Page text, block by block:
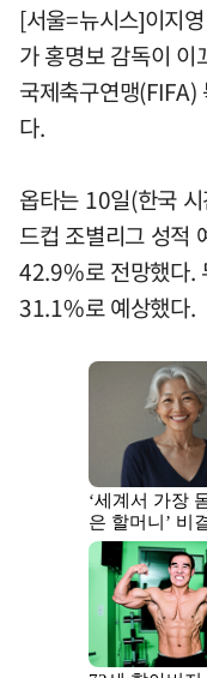
[서울=뉴시스]이지
가 홍명보 감독이
국제축구연맹(FIFA)
다.
옵타는 10일(한국
드컵 조별리그 성적
42.9%로 전망했다.
31.1%로 예상했다.